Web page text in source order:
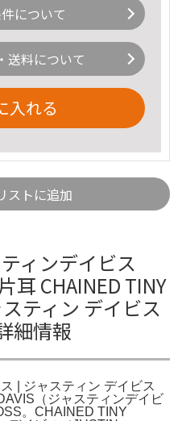
について
送料について
入れる
ストに追加
ィンデイビス
耳 CHAINED TINY
ティン デイビス
細情報
| ジャスティン デイビス
（ジャスティンデイビ
。CHAINED TINY